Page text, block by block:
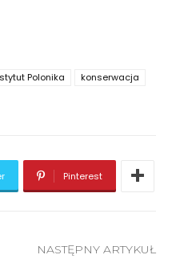
Polonika
konserwacja
Pinterest
NASTĘPNY ARTYKUŁ